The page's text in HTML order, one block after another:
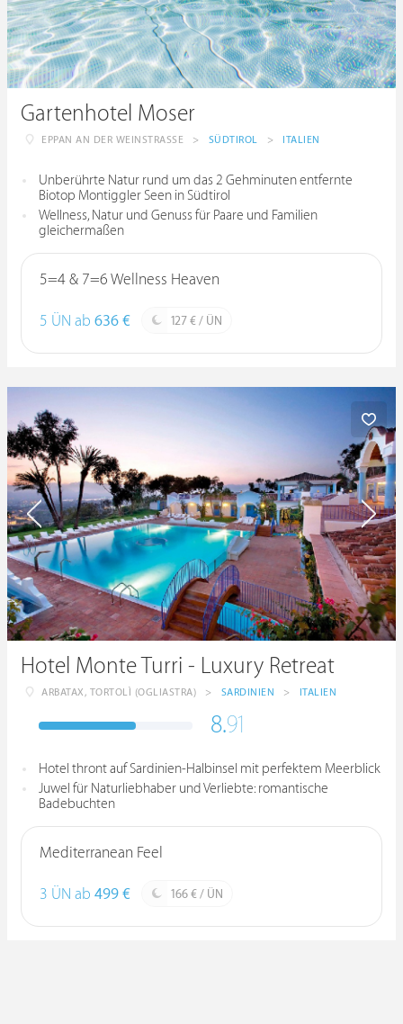
Gartenhotel Moser
EPPAN AN DER WEINSTRASSE > SÜDTIROL > ITALIEN
Unberührte Natur rund um das 2 Gehminuten entfernte
Biotop Montiggler Seen in Südtirol
Wellness, Natur und Genuss für Paare und Familien
gleichermaßen
5=4 & 7=6 Wellness Heaven
5 ÜN ab 636 € 127 € / ÜN
Hotel Monte Turri - Luxury Retreat
ARBATAX, TORTOLÌ (OGLIASTRA) > SARDINIEN > ITALIEN
8.91
Hotel thront auf Sardinien-Halbinsel mit perfektem Meerblick
Juwel für Naturliebhaber und Verliebte: romantische
Badebuchten
Mediterranean Feel
3 ÜN ab 499 € 166 € / ÜN